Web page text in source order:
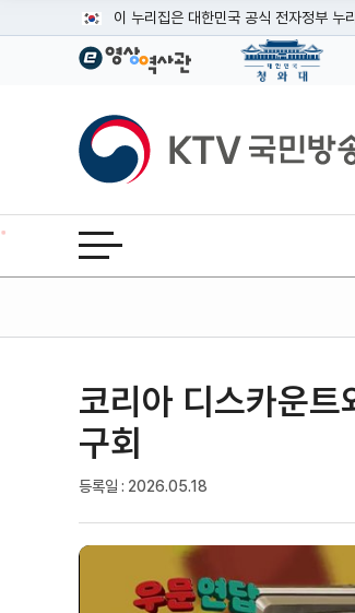
이 누리집은 대한민국 공식 전자정부 누
공식 누리집 주소 확인하기
이밖에 or.kr 또는 .kr등 다른 도메인 주
운영중인 공식 누리집보기
KTV국민방송
전체메뉴 열기
코리아 디스카운
구회
등록일 : 2026.05.18
기사인쇄
글자확대
글자축소